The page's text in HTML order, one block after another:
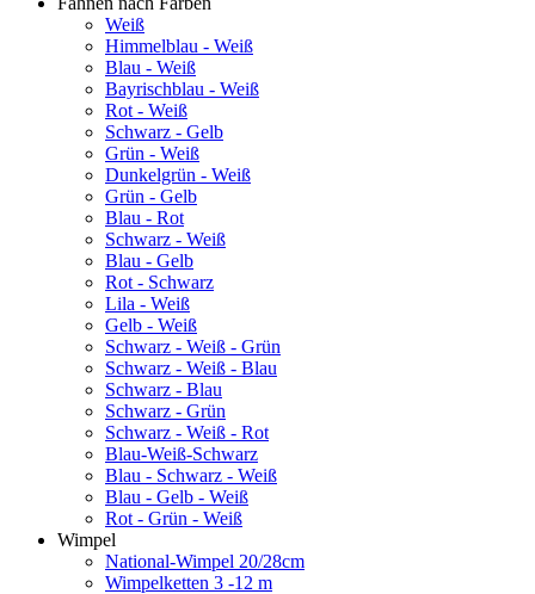
Weiß
Himmelblau - Weiß
Blau - Weiß
Bayrischblau - Weiß
Rot - Weiß
Schwarz - Gelb
Grün - Weiß
Dunkelgrün - Weiß
Grün - Gelb
Blau - Rot
Schwarz - Weiß
Blau - Gelb
Rot - Schwarz
Lila - Weiß
Gelb - Weiß
Schwarz - Weiß - Grün
Schwarz - Weiß - Blau
Schwarz - Blau
Schwarz - Grün
Schwarz - Weiß - Rot
Blau-Weiß-Schwarz
Blau - Schwarz - Weiß
Blau - Gelb - Weiß
Rot - Grün - Weiß
Wimpel
National-Wimpel 20/28cm
Wimpelketten 3 -12 m